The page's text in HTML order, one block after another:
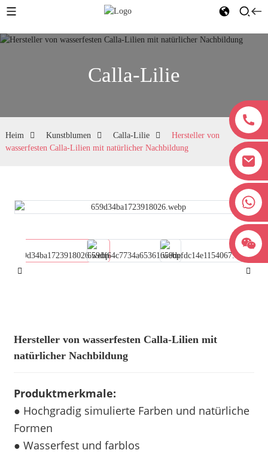
+8618038381627
Calla-Lilie
Heim Kunstblumen Calla-Lilie
Hersteller von
wasserfesten Calla-Lilien mit natürlicher Nachbildung
Hersteller von wasserfesten Calla-Lilien mit
natürlicher Nachbildung
Produktmerkmale:
● Hochgradig simulierte Farben und natürliche
Formen
● Wasserfest und farblos